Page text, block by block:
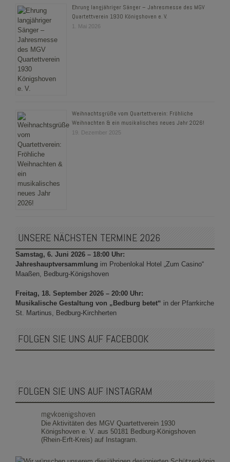
Ehrung langjähriger Sänger – Jahresmesse des MGV
Quartettverein 1930 Königshoven e. V.
1. Mai 2026
Weihnachtsgrüße vom Quartettverein: Fröhliche
Weihnachten & ein musikalisches neues Jahr 2026!
19. Dezember 2025
UNSERE NÄCHSTEN TERMINE 2026
Samstag, 6. Juni 2026 – 18:00 Uhr:
Jahreshauptversammlung im Probenlokal Hotel „Zum Casino“
Maaßen, Bedburg-Königshoven
Freitag, 18. September 2026 – 20:00 Uhr:
Musikalische Gestaltung von „Bedburg betet“ in der Pfarrkirche
St. Martinus, Bedburg-Kirchherten
FOLGEN SIE UNS AUF FACEBOOK
FOLGEN SIE UNS AUF INSTAGRAM
mgvkoenigshoven
Die Aktivitäten des MGV Quartettverein 1930
Königshoven e. V. aus 50181 Bedburg-Königshoven
(Rhein-Erft-Kreis) auf Instagram.